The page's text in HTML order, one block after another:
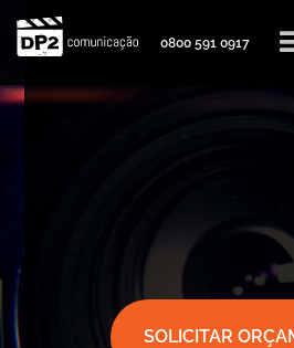
0800 591 0917
SOLICITAR